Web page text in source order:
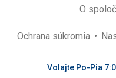
O
Ochrana súkromia
Volajte Po-Pia